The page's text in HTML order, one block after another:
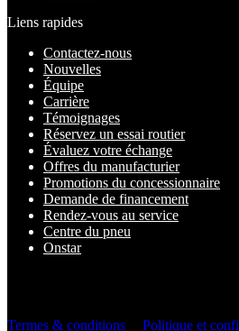
Liens rapides
Contactez-nous
Nouvelles
Équipe
Carrière
Témoignages
Réservez un essai routier
Évaluez votre échange
Offres du manufacturier
Promotions du concessionnaire
Demande de financement
Rendez-vous au service
Centre du pneu
Onstar
Termes & conditions
Politique et